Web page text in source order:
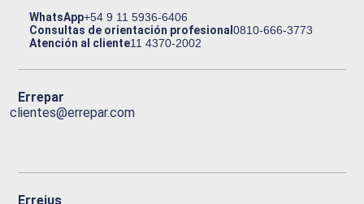
WhatsApp+54 9 11 5936-6406
Consultas de orientación profesional0810-666-3773
Atención al cliente11 4370-2002
Errepar
clientes@errepar.com
Erreius